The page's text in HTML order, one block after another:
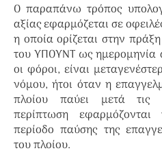
Ο παραπάνω τρόπος
αξίας εφαρμόζεται σε
η οποία ορίζεται στην
του ΥΠΟΥΝΤ ως ημερομηνία
οι φόροι, είναι
νόμου, ήτοι όταν η
πλοίου παύει μετά τις
περίπτωση
περίοδο παύσης της
του πλοίου.